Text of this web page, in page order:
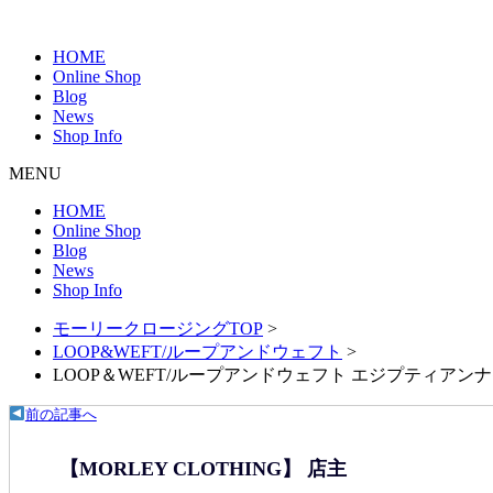
HOME
Online Shop
Blog
News
Shop Info
MENU
HOME
Online Shop
Blog
News
Shop Info
モーリークロージングTOP >
LOOP&WEFT/ループアンドウェフト >
LOOP＆WEFT/ループアンドウェフト エジプティアン
前の記事へ
【MORLEY CLOTHING】 店主